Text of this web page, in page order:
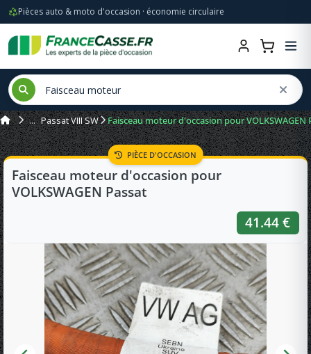
Pièces auto & moto d'occasion · économie circulaire
Passat VIII SW Faisceau moteur d'occasion pour VOLKSWAGEN
PIÈCE D'OCCASION
Faisceau moteur d'occasion pour
VOLKSWAGEN Passat
41.44 €